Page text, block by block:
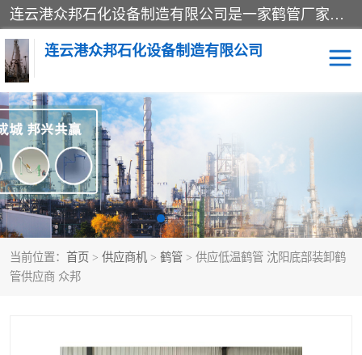
连云港众邦石化设备制造有限公司是一家鹤管厂家主营：鹤管、装车鹤管等，是致力于石油、石化等流体装卸设备(主要产品如鹤管、输油臂、脱缆钩等)的咨询、设计、制造、检测、安装指导、系统调试、维修维护等业务的公司。
连云港众邦石化设备制造有限公司
当前位置： 首页 > 供应商机 > 鹤管 > 供应低温鹤管 沈阳底部装卸鹤
管供应商 众邦
鹤管 顶部装卸鹤管
底部装卸鹤管 LNG低温鹤管
液氨鹤管 液化气鹤管
鹤管配件 活动梯栈台